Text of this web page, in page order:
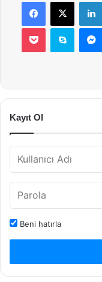
Pocket Skype
Kayıt Ol
Beni hatırla